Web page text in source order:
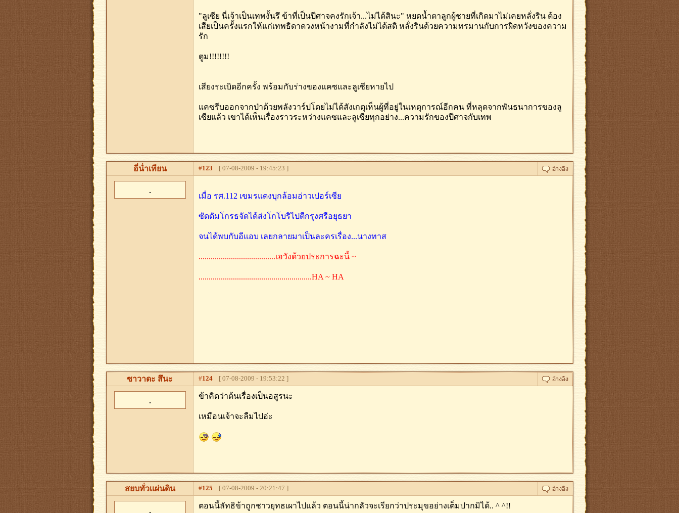
"ลูเซีย นี่เจ้าเป็นเทพงั้นรึ ข้าที่เป็นปีศาจคงรักเจ้า...ไม่ได้สินะ" หยดน้ำตาลูกผู้ชายที่เกิดมาไม่เคยหลั่งริน ต้อง
เสียเป็นครั้งแรกให้แก่เทพธิดาดวงหน้างามที่กำลังไม่ได้สติ หลั่งรินด้วยความทรมานกับการผิดหวังของความ
รัก
ตูม!!!!!!!!
เสียงระเบิดอีกครั้ง พร้อมกับร่างของแคซและลูเซียหายไป
แคซรีบออกจากป่าด้วยพลังวาร์ปโดยไม่ได้สังเกตุเห็นผู้ที่อยู่ในเหตุการณ์อีกคน ที่หลุดจากพันธนาการของลู
เซียแล้ว เขาได้เห็นเรื่องราวระหว่างแคซและลูเซียทุกอย่าง...ความรักของปีศาจกับเทพ
อี่น่ำเทียน #123 [ 07-08-2009 - 19:45:23 ]
เมื่อ รศ.112 เขมรแดงบุกล้อมอ่าวเปอร์เซีย
ซัดดัมโกรธจัดได้ส่งโกโบริไปตีกรุงศรีอยุธยา
จนได้พบกับอีแอบ เลยกลายมาเป็นละครเรื่อง...นางทาส
......................................เอวังด้วยประการฉะนี้ ~
........................................................HA ~ HA
ซาวาดะ สึนะ #124[ 07-08-2009 - 19:53:22 ]
ข้าคิดว่าต้นเรื่องเป็นอสูรนะ
เหมือนเจ้าจะลืมไปอ่ะ
สยบทั่วเเผ่นดิน #125 [ 07-08-2009 - 20:21:47 ]
ตอนนี้ลัทธิข้าถูกชาวยุทธเผาไปแล้ว ตอนนี้น่ากลัวจะเรียกว่าประมุขอย่างเต็มปากมิได้.. ^ ^!!